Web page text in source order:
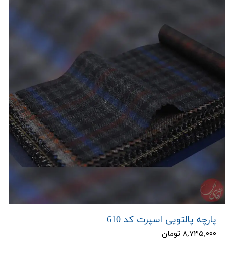
پارچه پالتویی اسپرت کد 610
۸,۷۳۵,۰۰۰ تومان